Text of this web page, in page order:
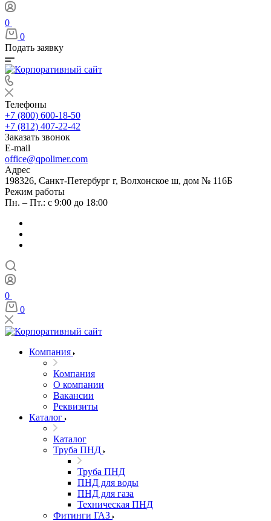
0
0
Подать заявку
Телефоны
+7 (800) 600-18-50
+7 (812) 407-22-42
Заказать звонок
E-mail
office@qpolimer.com
Адрес
198326, Санкт-Петербург г, Волхонское ш, дом № 116Б
Режим работы
Пн. – Пт.: с 9:00 до 18:00
0
0
Компания
Компания
О компании
Вакансии
Реквизиты
Каталог
Каталог
Труба ПНД
Труба ПНД
ПНД для воды
ПНД для газа
Техническая ПНД
Фитинги ГАЗ